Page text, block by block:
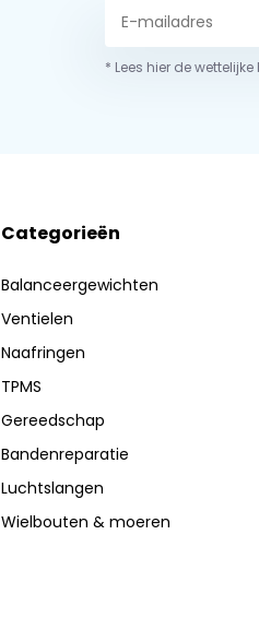
* Lees hier de
Categorieën
Balanceergewichten
Ventielen
Naafringen
TPMS
Gereedschap
Bandenreparatie
Luchtslangen
Wielbouten & moeren